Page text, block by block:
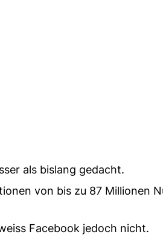
als bislang gedacht.
von bis zu 87 Millionen
Facebook jedoch nicht.